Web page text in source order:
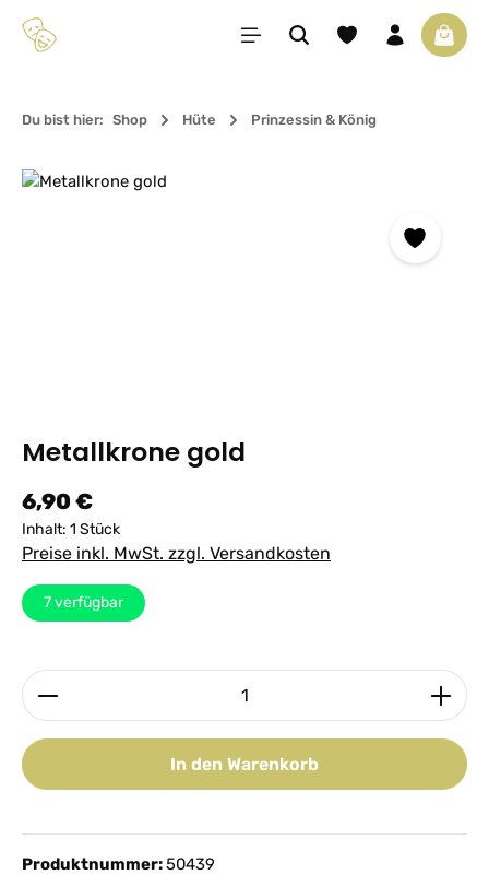
Zum Hauptinhalt springen Du hast 0 Produkte
Du bist hier: Shop Hüte Prinzessin & König
Bildergalerie überspringen
Metallkrone gold
Regulärer Preis:
6,90 €
Inhalt: 1 Stück
Preise inkl. MwSt. zzgl. Versandkosten
7verfügbar
Produkt Anzahl: Gib den gewünschten Wert ein
In den Warenkorb
Produktnummer:50439